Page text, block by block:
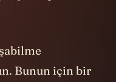
Bunun için bir